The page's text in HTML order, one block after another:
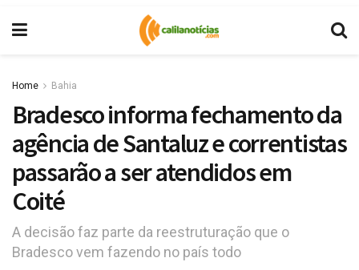
Home Bahia
Bradesco informa fechamento da
agência de Santaluz e correntistas
passarão a ser atendidos em
Coité
A decisão faz parte da reestruturação que o
Bradesco vem fazendo no país todo